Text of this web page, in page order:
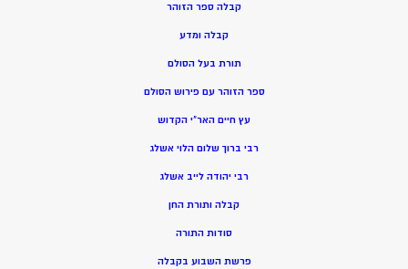
קבלה ספר הזוהר
קבלה ומדע
תורת בעל הסולם
ספר הזוהר עם פירוש הסולם
עץ חיים האר”י הקדוש
רבי ברוך שלום הלוי אשלג
רבי יהודה לייב אשלג
קבלה ותורת החן
סודות התורה
פרשת השבוע בקבלה